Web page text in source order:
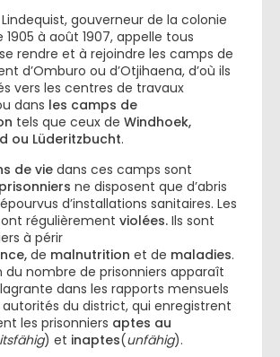
gouverneur de la colonie
à août 1907, appelle tous
rendre et à rejoindre les camps de
d’Omburo ou d’Otjihaena, d’où ils
vers les centres de travaux
dans les camps de
tels que ceux de Windhoek,
ou Lüderitzbucht.
de vie dans ces camps sont
prisonniers ne disposent que d’abris
d’installations sanitaires. Les
régulièrement violées. Ils sont
à périr
de malnutrition et de maladies.
du nombre de prisonniers apparaît
dans les rapports mensuels
du district, qui enregistrent
les prisonniers aptes au
) et inaptes(unfähig).